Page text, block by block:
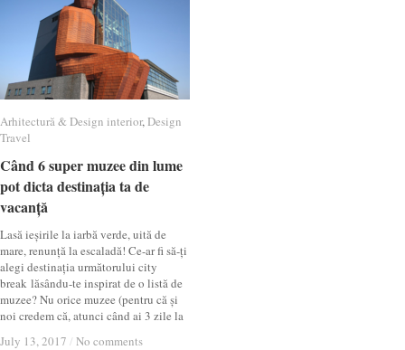
Arhitectură & Design interior,Design
Travel
Când 6 super muzee din lume
pot dicta destinația ta de
vacanță
Lasă ieșirile la iarbă verde, uită de
mare, renunță la escaladă! Ce-ar fi să-ți
alegi destinația următorului city
break lăsându-te inspirat de o listă de
muzee? Nu orice muzee (pentru că și
noi credem că, atunci când ai 3 zile la
July 13, 2017 / No comments
Arhitectură & Design interior Design
Travel
Când 6 super muzee din lume
pot dicta destinația ta de
vacanță
July 13, 2017 / No comments